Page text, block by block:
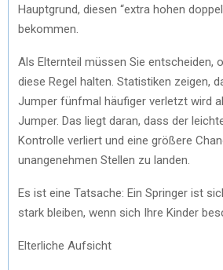
Hauptgrund, diesen “extra hohen
bekommen.
Als Elternteil müssen Sie entscheiden,
diese Regel halten. Statistiken zeigen,
Jumper fünfmal häufiger verletzt wird
Jumper. Das liegt daran, dass der
Kontrolle verliert und eine größere
unangenehmen Stellen zu landen.
Es ist eine Tatsache: Ein Springer ist
stark bleiben, wenn sich Ihre Kinder
Elterliche Aufsicht